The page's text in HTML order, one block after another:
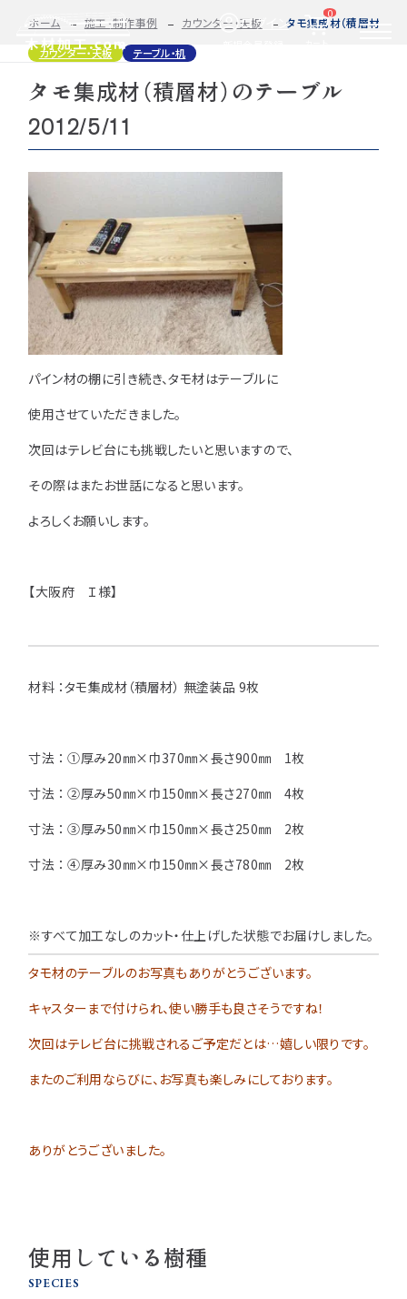
ログイン
0
種類から選ぶ 樹種一覧 ぶ
取扱木材と選び方
無垢材
特注対応
平面加工 断面加工
ご注文から商品到着までの流れ
施工・制作事例TOP
テーブル・机 オーディオ関連
プレート・表札 子ども・孫のためのDIY
新生活 アイディア作品・クラフト
フォトコンテスト その他
自動お見積もり・ご注文はこちらから
カット・塗装のみ
フルオーダー集成材(積層材)
2D/3D
図面をお持ちの方へ
関連商品 サンプルのご購入
Tel. 0584-33-2070
営業時間 9:00〜17:00（土日祝 定休）
©2025 mokuzaikako.com All Rights Reserved.
ホーム 施工・制作事例 カウンター・天板 タモ集成材（積層材）
カウンター・天板 テーブル・机
タモ集成材（積層材）のテーブル
2012/5/11
パイン材の棚に引き続き、タモ材はテーブルに
使用させていただきました。
次回はテレビ台にも挑戦したいと思いますので、
その際はまたお世話になると思います。
よろしくお願いします。
【大阪府 Ｉ様】
材料 ：タモ集成材（積層材） 無塗装品 9枚
寸法 ： ①厚み20㎜×巾370㎜×長さ900㎜ 1枚
寸法 ： ②厚み50㎜×巾150㎜×長さ270㎜ 4枚
寸法 ： ③厚み50㎜×巾150㎜×長さ250㎜ 2枚
寸法 ： ④厚み30㎜×巾150㎜×長さ780㎜ 2枚
※すべて加工なしのカット・仕上げした状態でお届けしました。
タモ材のテーブルのお写真もありがとうございます。
キャスターまで付けられ、使い勝手も良さそうですね！
次回はテレビ台に挑戦されるご予定だとは…嬉しい限りです。
またのご利用ならびに、お写真も楽しみにしております。
ありがとうございました。
使用している樹種
SPECIES